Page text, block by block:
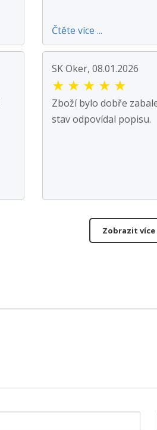
Čtěte více ...
SK Oker, 08.01.2026
★ ★ ★ ★ ★
Zboží bylo dobře
stav odpovídal popisu.
Zobrazit